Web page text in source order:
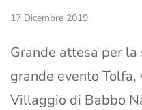
17 Dicembre 2019
Grande attesa per
grande evento
Villaggio di Babbo